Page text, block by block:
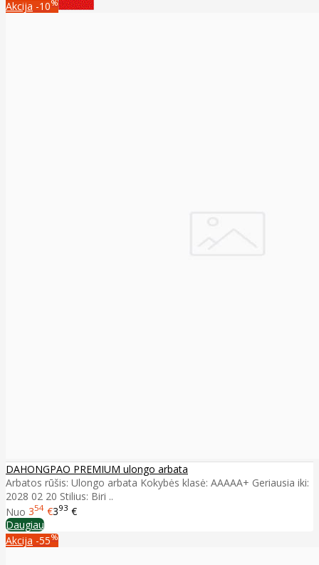
Akcija -10%
DAHONGPAO PREMIUM ulongo arbata
Arbatos rūšis: Ulongo arbata Kokybės klasė: AAAAA+ Geriausia iki:
2028 02 20 Stilius: Biri ..
Nuo 354 €393 €
Daugiau
Akcija -55%